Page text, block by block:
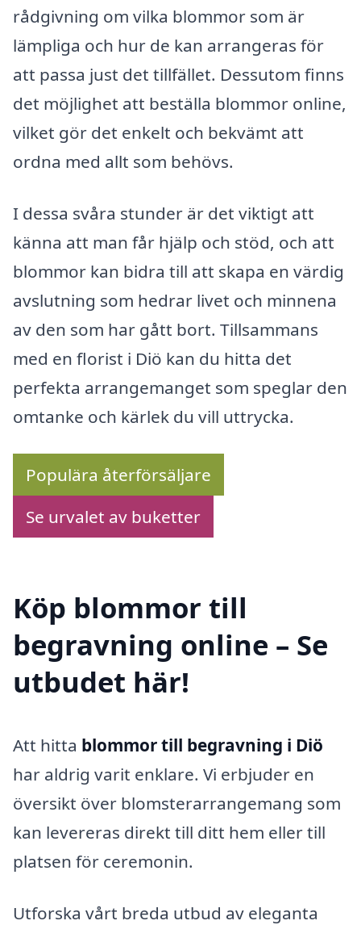
rådgivning om vilka blommor som är
lämpliga och hur de kan arrangeras för
att passa just det tillfället. Dessutom finns
det möjlighet att beställa blommor online,
vilket gör det enkelt och bekvämt att
ordna med allt som behövs.
I dessa svåra stunder är det viktigt att
känna att man får hjälp och stöd, och att
blommor kan bidra till att skapa en värdig
avslutning som hedrar livet och minnena
av den som har gått bort. Tillsammans
med en florist i Diö kan du hitta det
perfekta arrangemanget som speglar den
omtanke och kärlek du vill uttrycka.
Populära återförsäljare
Se urvalet av buketter
Köp blommor till
begravning online – Se
utbudet här!
Att hitta blommor till begravning i Diö
har aldrig varit enklare. Vi erbjuder en
översikt över blomsterarrangemang som
kan levereras direkt till ditt hem eller till
platsen för ceremonin.
Utforska vårt breda utbud av eleganta